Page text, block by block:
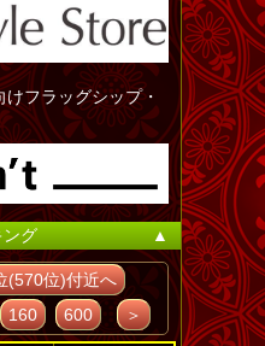
フラッグシップ・
ング ▲
(570位)付近へ
160 600 ＞